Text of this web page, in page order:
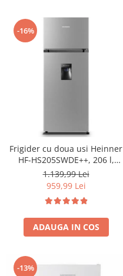
-16%
Frigider cu doua usi Heinner
HF-HS205SWDE++, 206 l,
Dozator de apa, Iluminare
LED, H 143.4 cm, Clasa E,
Argintiu
1.139,99 Lei
959,99 Lei
ADAUGA IN COS
-13%